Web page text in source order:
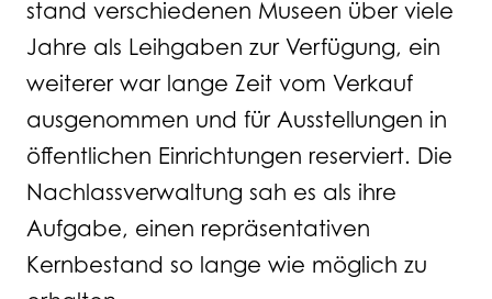
stand verschiedenen Museen über viele
Jahre als Leihgaben zur Verfügung, ein
weiterer war lange Zeit vom Verkauf
ausgenommen und für Ausstellungen in
öffentlichen Einrichtungen reserviert. Die
Nachlassverwaltung sah es als ihre
Aufgabe, einen repräsentativen
Kernbestand so lange wie möglich zu